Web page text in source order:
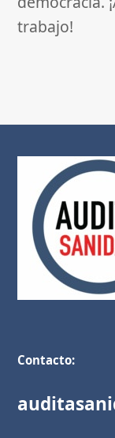
trabajo!
Contacto: